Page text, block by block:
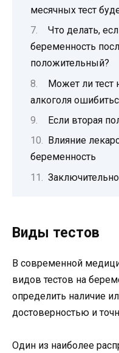
месячных тест
Что делать,
беременность
положительный?
Может ли тест
алкоголя
Если вторая
Влияние
беременность
Виды тестов
В современной
видов тестов на
определить наличие
достоверностью и
Один из наиболее